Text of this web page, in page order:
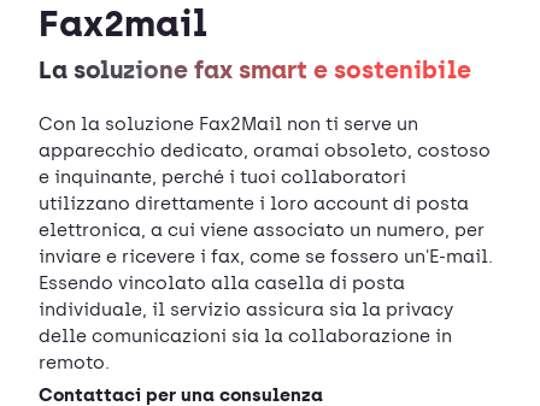
Fax2mail
La soluzione fax smart e sostenibile
Con la soluzione Fax2Mail non ti serve un
apparecchio dedicato, oramai obsoleto, costoso
e inquinante, perché i tuoi collaboratori
utilizzano direttamente i loro account di posta
elettronica, a cui viene associato un numero, per
inviare e ricevere i fax, come se fossero un'E-mail.
Essendo vincolato alla casella di posta
individuale, il servizio assicura sia la privacy
delle comunicazioni sia la collaborazione in
remoto.
Contattaci per una consulenza